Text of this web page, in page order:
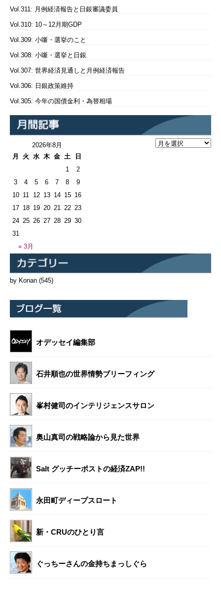
Vol.311: 月例経済報告と日銀審議委員
Vol.310: 10～12月期GDP
Vol.309: 小噺・選挙のこと
Vol.308: 小噺・選挙と日銀
Vol.307: 世界経済見通しと月例経済報告
Vol.306: 日銀政策維持
Vol.305: 今年の国債金利・為替相場
2026年8月
月
火 水 木 金 土 日
« 3月
1
2
3
4 5 6 7 8
9
10 11 12 13 14 15 16
17 18 19 20 21 22 23
24 25 26 27 28 29 30
31
by Konan (545)
オデッセイ編集部
石井順也の世界情勢ブリーフィング
峯村健司のインテリジェンスサロン
奥山真司の戦略論から見た世界
Salt グッチーポストの経済ZAP!!
永田町ディープスロート
新・CRUのひとり言
ぐっちーさんの金持ちまっしぐら